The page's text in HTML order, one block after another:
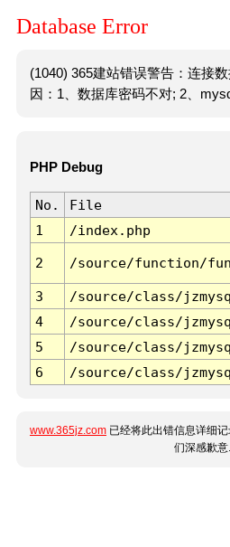
Database Error
(1040) 365建站错误警告：连接
因：1、数据库密码不对; 2、
PHP Debug
No. File
1
/index.php
2 /source/function/
3 /source/class/
4
/source/class/
5
/source/class/
6
/source/class/
www.365jz.com 已经将此出错信息详细
们深感歉意.